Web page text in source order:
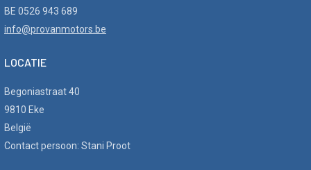
BE 0526 943 689
info@provanmotors.be
LOCATIE
Begoniastraat 40
9810 Eke
België
Contact persoon: Stani Proot